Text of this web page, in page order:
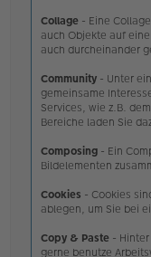
Collage - Eine
auch Objekte auf
auch durcheinander
Community - Unter
gemeinsame
Services, wie z.B.
Bereiche laden Sie
Composing - Ein
Bildelementen
Cookies - Cookies
ablegen, um Sie bei
Copy & Paste -
gerne benutze